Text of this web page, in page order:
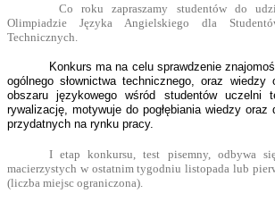
Co roku zapraszamy studentów do
Olimpiadzie Języka Angielskiego dla
Technicznych.
Konkurs ma na celu sprawdzenie
ogólnego słownictwa technicznego, oraz wiedzy
obszaru językowego wśród studentów uczelni
rywalizację, motywuje do pogłębiania wiedzy oraz
przydatnych na rynku pracy.
I etap konkursu, test pisemny, odbywa
macierzystych w ostatnim tygodniu listopada lub
(liczba miejsc ograniczona).